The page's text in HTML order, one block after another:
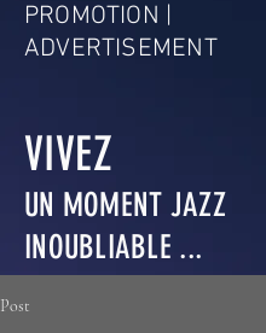
PROMOTION |
ADVERTISEMENT
VIVEZ
UN MOMENT JAZZ
INOUBLIABLE ...
Post